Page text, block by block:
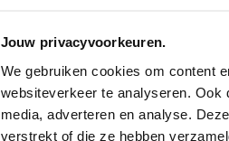
Jouw privacyvoorkeuren.
We gebruiken cookies om content
websiteverkeer te analyseren.
media, adverteren en analyse.
verstrekt of die ze hebben